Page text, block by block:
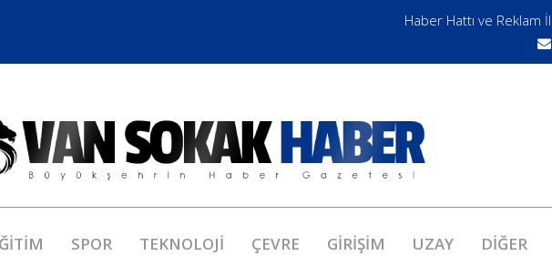
Haber Hattı ve Reklam
SPOR TEKNOLOJİ ÇEVRE GİRİŞİM UZAY DİĞER